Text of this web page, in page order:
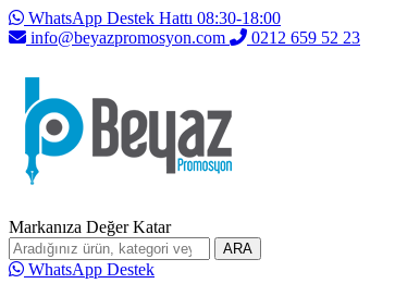
WhatsApp Destek Hattı 08:30-18:00
info@beyazpromosyon.com
0212 659 52 23
Markanıza Değer Katar
ARA
WhatsApp Destek